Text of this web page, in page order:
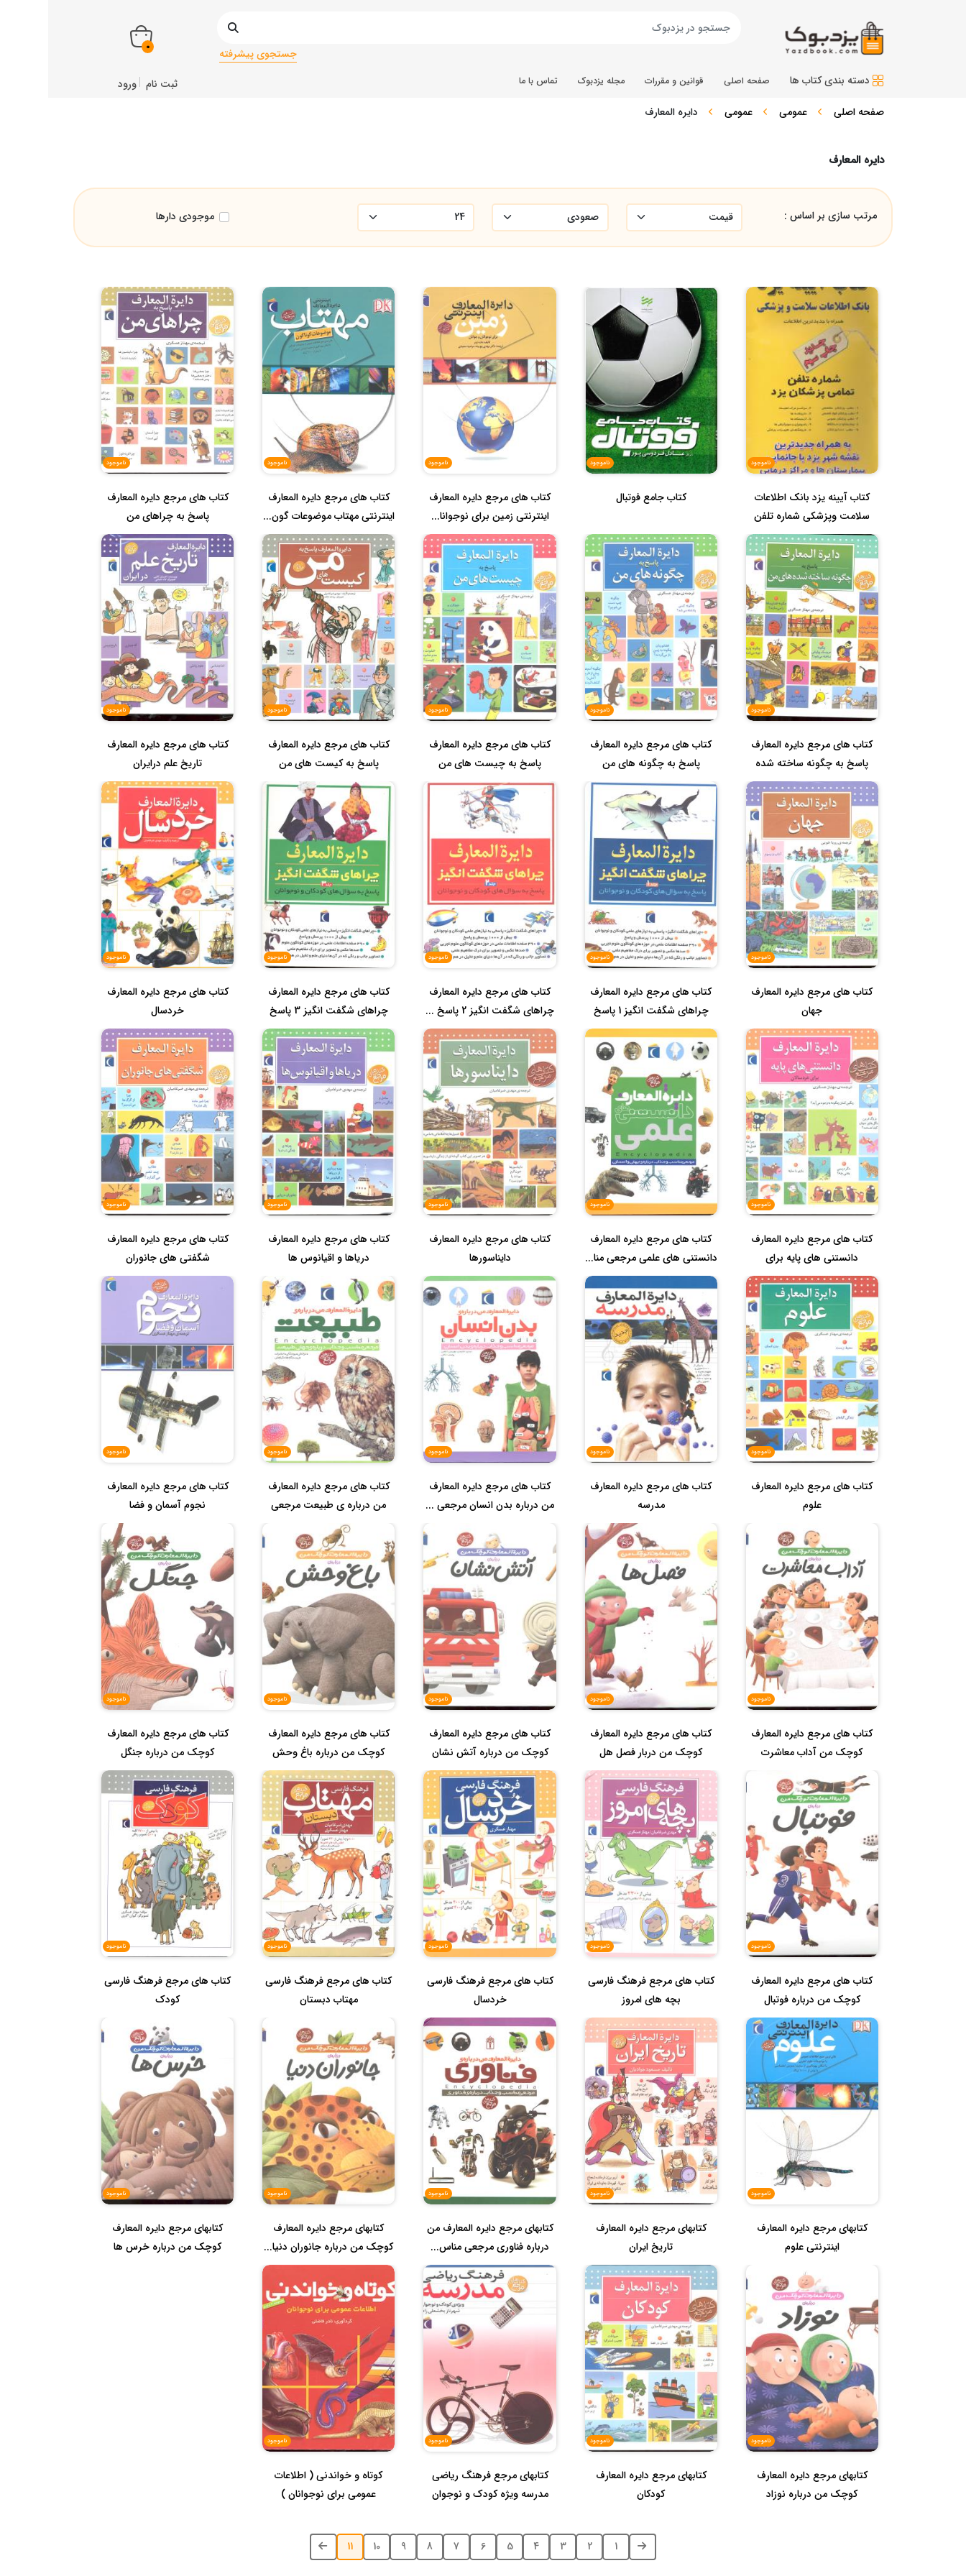
جستجوی پیشرفته 0
دسته بندی کتاب ها صفحه اصلی قوانین و مقررات مجله یزدبوک تماس با ما ثبت نام
ورود
صفحه اصلی
عمومی عمومی دایره المعارف
دایره المعارف
مرتب سازی بر اساس : موجودی دارها
ناموجود
کتاب آیینه یزد بانک اطلاعات
سلامت وپزشکی شماره تلفن
تم...
ناموجود
کتاب جامع فوتبال
ناموجود
کتاب های مرجع دایره المعارف
اینترنتی زمین برای نوجوانا...
ناموجود
کتاب های مرجع دایره المعارف
اینترنتی مهتاب موضوعات گون...
ناموجود
کتاب های مرجع دایره المعارف
پاسخ به چراهای من
ناموجود
کتاب های مرجع دایره المعارف
پاسخ به چگونه ساخته شده
ها...
ناموجود
کتاب های مرجع دایره المعارف
پاسخ به چگونه های من
ناموجود
کتاب های مرجع دایره المعارف
پاسخ به چیست های من
ناموجود
کتاب های مرجع دایره المعارف
پاسخ به کیست های من
ناموجود
کتاب های مرجع دایره المعارف
تاریخ علم درایران
ناموجود
کتاب های مرجع دایره المعارف
جهان
ناموجود
کتاب های مرجع دایره المعارف
چراهای شگفت انگیز 1 پاسخ
ب...
ناموجود
کتاب های مرجع دایره المعارف
چراهای شگفت انگیز 2 پاسخ ...
ناموجود
کتاب های مرجع دایره المعارف
چراهای شگفت انگیز 3 پاسخ
ب...
ناموجود
کتاب های مرجع دایره المعارف
خردسال
ناموجود
کتاب های مرجع دایره المعارف
دانستنی های پایه برای
خردس...
ناموجود
کتاب های مرجع دایره المعارف
دانستنی های علمی مرجعی منا...
ناموجود
کتاب های مرجع دایره المعارف
دایناسورها
ناموجود
کتاب های مرجع دایره المعارف
دریاها و اقیانوس ها
ناموجود
کتاب های مرجع دایره المعارف
شگفتی های جانوران
ناموجود
کتاب های مرجع دایره المعارف
علوم
ناموجود
کتاب های مرجع دایره المعارف
مدرسه
ناموجود
کتاب های مرجع دایره المعارف
من درباره بدن انسان مرجعی ...
ناموجود
کتاب های مرجع دایره المعارف
من درباره ی طبیعت مرجعی
ناموجود
کتاب های مرجع دایره المعارف
نجوم آسمان و فضا
ناموجود
کتاب های مرجع دایره المعارف
کوچک من آداب معاشرت
ناموجود
کتاب های مرجع دایره المعارف
کوچک من دربار فصل هل
ناموجود
کتاب های مرجع دایره المعارف
کوچک من درباره آتش نشان
ناموجود
کتاب های مرجع دایره المعارف
کوچک من درباره باغ وحش
ناموجود
کتاب های مرجع دایره المعارف
کوچک من درباره جنگل
ناموجود
کتاب های مرجع دایره المعارف
کوچک من درباره فوتبال
ناموجود
کتاب های مرجع فرهنگ فارسی
بچه های امروز
ناموجود
کتاب های مرجع فرهنگ فارسی
خردسال
ناموجود
کتاب های مرجع فرهنگ فارسی
مهتاب دبستان
ناموجود
کتاب های مرجع فرهنگ فارسی
کودک
ناموجود
کتابهای مرجع دایره المعارف
اینترنتی علوم
ناموجود
کتابهای مرجع دایره المعارف
تاریخ ایران
ناموجود
کتابهای مرجع دایره المعارف من
درباره فناوری مرجعی مناس...
ناموجود
کتابهای مرجع دایره المعارف
کوچک من درباره جانوران دنیا...
ناموجود
کتابهای مرجع دایره المعارف
کوچک من درباره خرس ها
ناموجود
کتابهای مرجع دایره المعارف
کوچک من درباره نوزاد
ناموجود
کتابهای مرجع دایره المعارف
کودکان
ناموجود
کتابهای مرجع فرهنگ ریاضی
مدرسه ویژه کودک و نوجوان
ناموجود
کوتاه و خواندنی ( اطلاعات
عمومی برای نوجوانان )
1
2
3
4
5
6
7
8
9
10
11